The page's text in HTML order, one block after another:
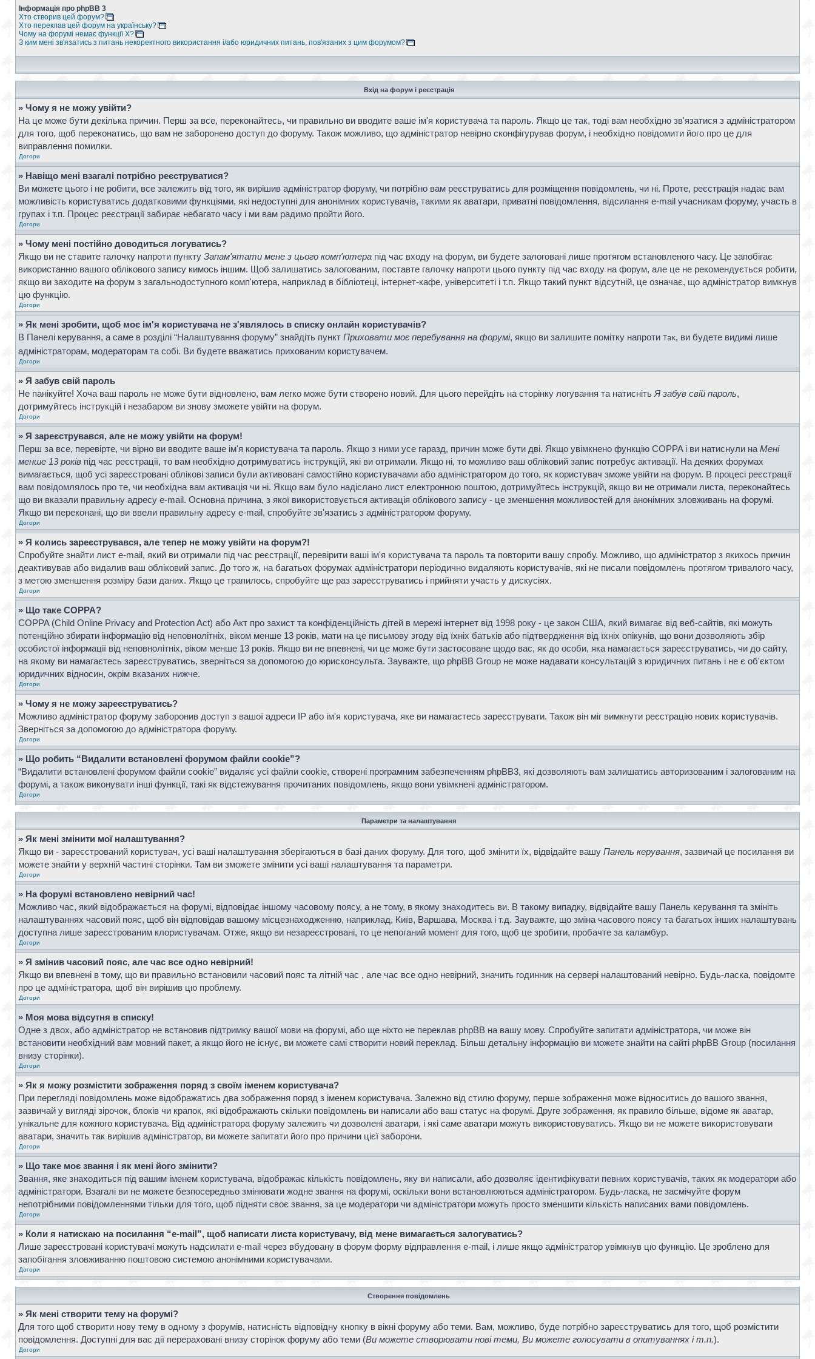
Інформація про phpBB 3
Хто створив цей форум?
Хто переклав цей форум на українську?
Чому на форумі немає функції X?
З ким мені зв'язатись з питань некоректного використання і/або юридичних питань, пов'язаних з цим форумом?
Вхід на форум і реєстрація
» Чому я не можу увійти?
На це може бути декілька причин. Перш за все, переконайтесь, чи правильно ви вводите ваше ім'я користувача та пароль. Якщо це так, тоді вам необхідно зв'язатися з адміністратором
для того, щоб переконатись, що вам не заборонено доступ до форуму. Також можливо, що адміністратор невірно сконфігурував форум, і необхідно повідомити його про це для
виправлення помилки.
Догори
» Навіщо мені взагалі потрібно реєструватися?
Ви можете цього і не робити, все залежить від того, як вирішив адміністратор форуму, чи потрібно вам реєструватись для розміщення повідомлень, чи ні. Проте, реєстрація надає вам
можливість користуватись додатковими функціями, які недоступні для анонімних користувачів, такими як аватари, приватні повідомлення, відсилання e-mail учасникам форуму, участь в
групах і т.п. Процес реєстрації забирає небагато часу і ми вам радимо пройти його.
Догори
» Чому мені постійно доводиться логуватись?
Якщо ви не ставите галочку напроти пункту Запам'ятати мене з цього комп'ютера під час входу на форум, ви будете залоговані лише протягом встановленого часу. Це запобігає
використанню вашого облікового запису кимось іншим. Щоб залишатись залогованим, поставте галочку напроти цього пункту під час входу на форум, але це не рекомендується робити,
якщо ви заходите на форум з загальнодоступного комп'ютера, наприклад в бібліотеці, інтернет-кафе, університеті і т.п. Якщо такий пункт відсутній, це означає, що адміністратор вимкнув
цю функцію.
Догори
» Як мені зробити, щоб моє ім'я користувача не з'являлось в списку онлайн користувачів?
В Панелі керування, а саме в розділі “Налаштування форуму” знайдіть пункт Приховати моє перебування на форумі, якщо ви залишите помітку напроти Так, ви будете видимі лише
адміністраторам, модераторам та собі. Ви будете вважатись прихованим користувачем.
Догори
» Я забув свій пароль
Не панікуйте! Хоча ваш пароль не може бути відновлено, вам легко може бути створено новий. Для цього перейдіть на сторінку логування та натисніть Я забув свій пароль,
дотримуйтесь інструкцій і незабаром ви знову зможете увійти на форум.
Догори
» Я зареєструвався, але не можу увійти на форум!
Перш за все, перевірте, чи вірно ви вводите ваше ім'я користувача та пароль. Якщо з ними усе гаразд, причин може бути дві. Якщо увімкнено функцію COPPA і ви натиснули на Мені
менше 13 років під час реєстрації, то вам необхідно дотримуватись інструкцій, які ви отримали. Якщо ні, то можливо ваш обліковий запис потребує активації. На деяких форумах
вимагається, щоб усі зареєстровані облікові записи були активовані самостійно користувачами або адміністратором до того, як користувач зможе увійти на форум. В процесі реєстрації
вам повідомлялось про те, чи необхідна вам активація чи ні. Якщо вам було надіслано лист електронною поштою, дотримуйтесь інструкцій, якщо ви не отримали листа, переконайтесь
що ви вказали правильну адресу e-mail. Основна причина, з якої використовується активація облікового запису - це зменшення можливостей для анонімних зловживань на форумі.
Якщо ви переконані, що ви ввели правильну адресу e-mail, спробуйте зв'язатись з адміністратором форуму.
Догори
» Я колись зареєструвався, але тепер не можу увійти на форум?!
Спробуйте знайти лист e-mail, який ви отримали під час реєстрації, перевірити ваші ім'я користувача та пароль та повторити вашу спробу. Можливо, що адміністратор з якихось причин
деактивував або видалив ваш обліковий запис. До того ж, на багатьох форумах адміністратори періодично видаляють користувачів, які не писали повідомлень протягом тривалого часу,
з метою зменшення розміру бази даних. Якщо це трапилось, спробуйте ще раз зареєструватись і прийняти участь у дискусіях.
Догори
» Що таке COPPA?
COPPA (Child Online Privacy and Protection Act) або Акт про захист та конфіденційність дітей в мережі інтернет від 1998 року - це закон США, який вимагає від веб-сайтів, які можуть
потенційно збирати інформацію від неповнолітніх, віком менше 13 років, мати на це письмову згоду від їхніх батьків або підтвердження від їхніх опікунів, що вони дозволяють збір
особистої інформації від неповнолітніх, віком менше 13 років. Якщо ви не впевнені, чи це може бути застосоване щодо вас, як до особи, яка намагається зареєструватись, чи до сайту,
на якому ви намагаєтесь зареєструватись, зверніться за допомогою до юрисконсульта. Зауважте, що phpBB Group не може надавати консультацій з юридичних питань і не є об'єктом
юридичних відносин, окрім вказаних нижче.
Догори
» Чому я не можу зареєструватись?
Можливо адміністратор форуму заборонив доступ з вашої адреси IP або ім'я користувача, яке ви намагаєтесь зареєструвати. Також він міг вимкнути реєстрацію нових користувачів.
Зверніться за допомогою до адміністратора форуму.
Догори
» Що робить “Видалити встановлені форумом файли cookie”?
“Видалити встановлені форумом файли cookie” видаляє усі файли cookie, створені програмним забезпеченням phpBB3, які дозволяють вам залишатись авторизованим і залогованим на
форумі, а також виконувати інші функції, такі як відстежування прочитаних повідомлень, якщо вони увімкнені адміністратором.
Догори
Параметри та налаштування
» Як мені змінити мої налаштування?
Якщо ви - зареєстрований користувач, усі ваші налаштування зберігаються в базі даних форуму. Для того, щоб змінити їх, відвідайте вашу Панель керування, зазвичай це посилання ви
можете знайти у верхній частині сторінки. Там ви зможете змінити усі ваші налаштування та параметри.
Догори
» На форумі встановлено невірний час!
Можливо час, який відображається на форумі, відповідає іншому часовому поясу, а не тому, в якому знаходитесь ви. В такому випадку, відвідайте вашу Панель керування та змініть
налаштуваннях часовий пояс, щоб він відповідав вашому місцезнаходженню, наприклад, Київ, Варшава, Москва і т.д. Зауважте, що зміна часового поясу та багатьох інших налаштувань
доступна лише зареєстрованим клористувачам. Отже, якщо ви незареєстровані, то це непоганий момент для того, щоб це зробити, пробачте за каламбур.
Догори
» Я змінив часовий пояс, але час все одно невірний!
Якщо ви впевнені в тому, що ви правильно встановили часовий пояс та літній час , але час все одно невірний, значить годинник на сервері налаштований невірно. Будь-ласка, повідомте
про це адміністратора, щоб він вирішив цю проблему.
Догори
» Моя мова відсутня в списку!
Одне з двох, або адміністратор не встановив підтримку вашої мови на форумі, або ще ніхто не переклав phpBB на вашу мову. Спробуйте запитати адміністратора, чи може він
встановити необхідний вам мовний пакет, а якщо його не існує, ви можете самі створити новий переклад. Більш детальну інформацію ви можете знайти на сайті phpBB Group (посилання
внизу сторінки).
Догори
» Як я можу розмістити зображення поряд з своїм іменем користувача?
При перегляді повідомлень може відображатись два зображення поряд з іменем користувача. Залежно від стилю форуму, перше зображення може відноситись до вашого звання,
зазвичай у вигляді зірочок, блоків чи крапок, які відображають скільки повідомлень ви написали або ваш статус на форумі. Друге зображення, як правило більше, відоме як аватар,
унікальне для кожного користувача. Від адміністратора форуму залежить чи дозволені аватари, і які саме аватари можуть використовуватись. Якщо ви не можете використовувати
аватари, значить так вирішив адміністратор, ви можете запитати його про причини цієї заборони.
Догори
» Що таке моє звання і як мені його змінити?
Звання, яке знаходиться під вашим іменем користувача, відображає кількість повідомлень, яку ви написали, або дозволяє ідентифікувати певних користувачів, таких як модератори або
адміністратори. Взагалі ви не можете безпосередньо змінювати жодне звання на форумі, оскільки вони встановлюються адміністратором. Будь-ласка, не засмічуйте форум
непотрібними повідомленнями тільки для того, щоб підняти своє звання, за це модератори чи адміністратори можуть просто зменшити кількість написаних вами повідомлень.
Догори
» Коли я натискаю на посилання “e-mail”, щоб написати листа користувачу, від мене вимагається залогуватись?
Лише зареєстровані користувачі можуть надсилати e-mail через вбудовану в форум форму відправлення e-mail, і лише якщо адміністратор увімкнув цю функцію. Це зроблено для
запобігання зловживанню поштовою системою анонімними користувачами.
Догори
Створення повідомлень
» Як мені створити тему на форумі?
Для того щоб створити нову тему в одному з форумів, натисність відповідну кнопку в вікні форуму або теми. Вам, можливо, буде потрібно зареєструватись для того, щоб розмістити
повідомлення. Доступні для вас дії перераховані внизу сторінок форуму або теми (Ви можете створювати нові теми, Ви можете голосувати в опитуваннях і т.п.).
Догори